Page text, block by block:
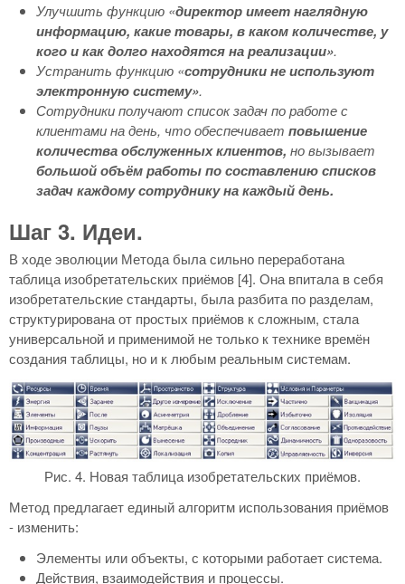
Улучшить функцию «директор имеет наглядную
информацию, какие товары, в каком количестве, у
кого и как долго находятся на реализации».
Устранить функцию «сотрудники не используют
электронную систему».
Сотрудники получают список задач по работе с
клиентами на день, что обеспечивает повышение
количества обслуженных клиентов, но вызывает
большой объём работы по составлению списков
задач каждому сотруднику на каждый день.
Шаг 3. Идеи.
В ходе эволюции Метода была сильно переработана
таблица изобретательских приёмов [4]. Она впитала в себя
изобретательские стандарты, была разбита по разделам,
структурирована от простых приёмов к сложным, стала
универсальной и применимой не только к технике времён
создания таблицы, но и к любым реальным системам.
Рис. 4. Новая таблица изобретательских приёмов.
Метод предлагает единый алгоритм использования приёмов
- изменить:
Элементы или объекты, с которыми работает система.
Действия, взаимодействия и процессы.